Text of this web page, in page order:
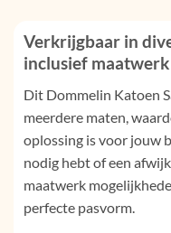
Verkrijgbaar in
inclusief maatwerk
Dit Dommelin Katoen
meerdere maten,
oplossing is voor jouw
nodig hebt of een
maatwerk
perfecte pasvorm.